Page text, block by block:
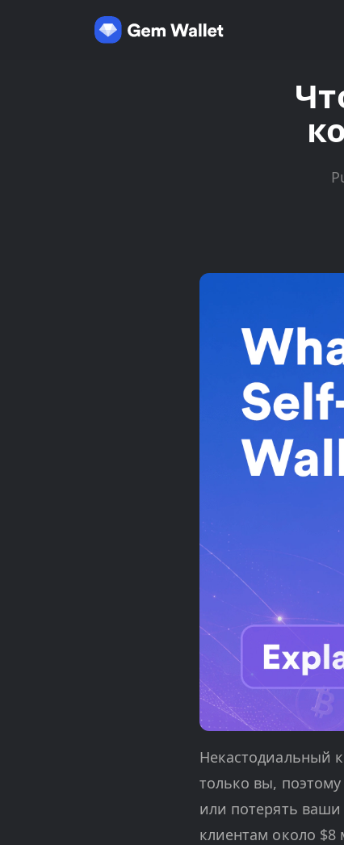
Некастодиальный
только вы,
или потерять ваши
клиентам около $8